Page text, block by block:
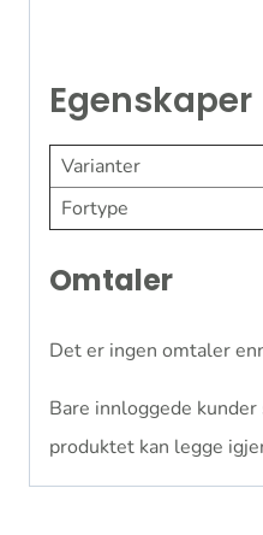
Egenskaper
Varianter
Fortype
Omtaler
Det er ingen omtaler
Bare innloggede
produktet kan legge